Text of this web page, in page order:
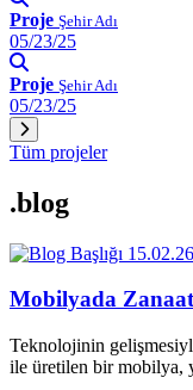
Proje Şehir Adı
05/23/25
Proje Şehir Adı
05/23/25
Tüm projeler
.blog
15.02.26
Mobilyada
Teknolojinin
ile üretilen bir mobilya,